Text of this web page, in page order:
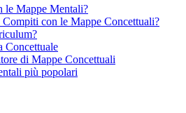
le Mappe Mentali?
con le Mappe Concettuali?
Concettuale
di Mappe Concettuali
più popolari